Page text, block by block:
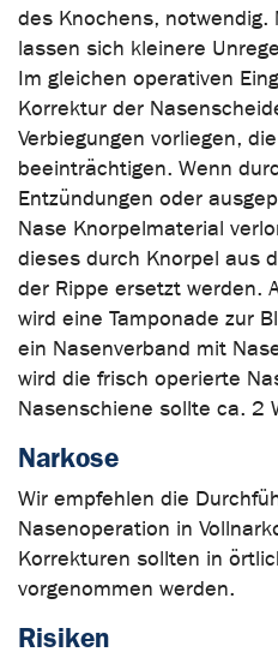
des Knochens,
lassen sich kleinere
Im gleichen operativen
Korrektur der
Verbiegungen vorliegen,
beeinträchtigen. Wenn
Entzündungen oder
Nase Knorpelmaterial
dieses durch Knorpel aus
der Rippe ersetzt werden.
wird eine Tamponade zur
ein Nasenverband mit
wird die frisch operierte
Nasenschiene sollte ca. 2
Narkose
Wir empfehlen die
Nasenoperation in
Korrekturen sollten in
vorgenommen werden.
Risiken